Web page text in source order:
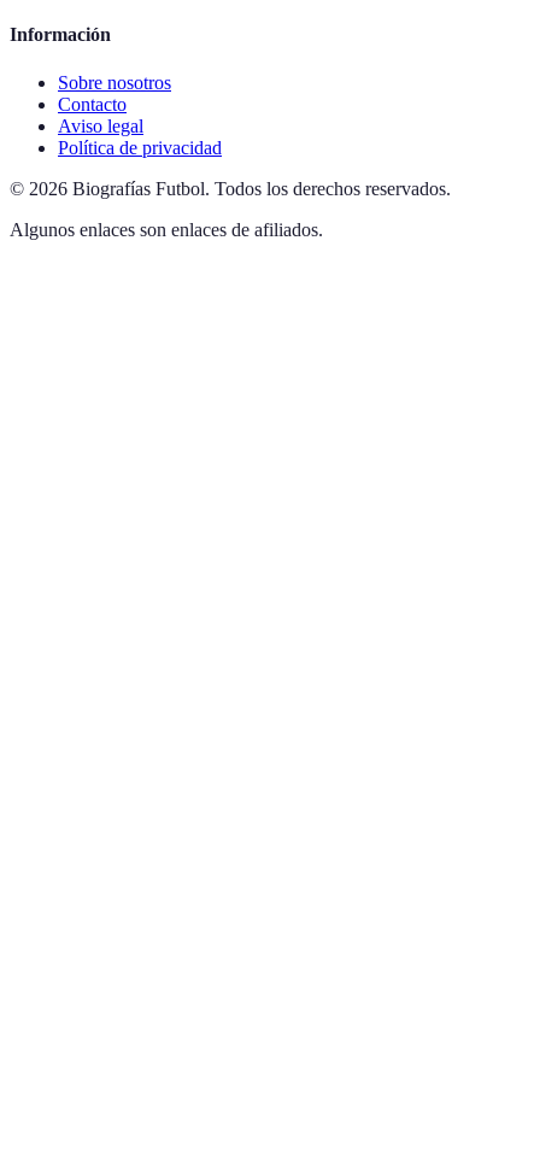
Información
Sobre nosotros
Contacto
Aviso legal
Política de privacidad
© 2026 Biografías Futbol. Todos los derechos reservados.
Algunos enlaces son enlaces de afiliados.